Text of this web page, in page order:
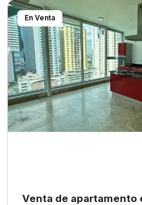
En Venta
Venta de apartamento